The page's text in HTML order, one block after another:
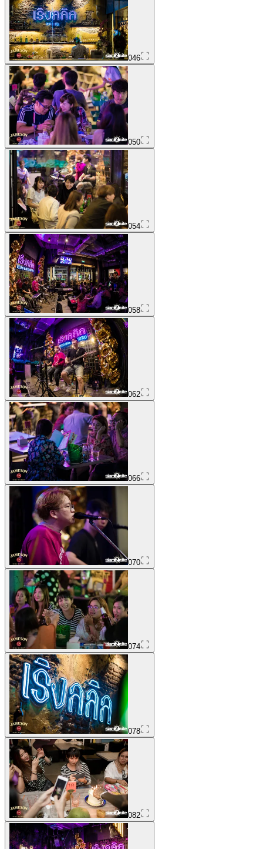
046
050
054
058
062
066
070
074
078
082